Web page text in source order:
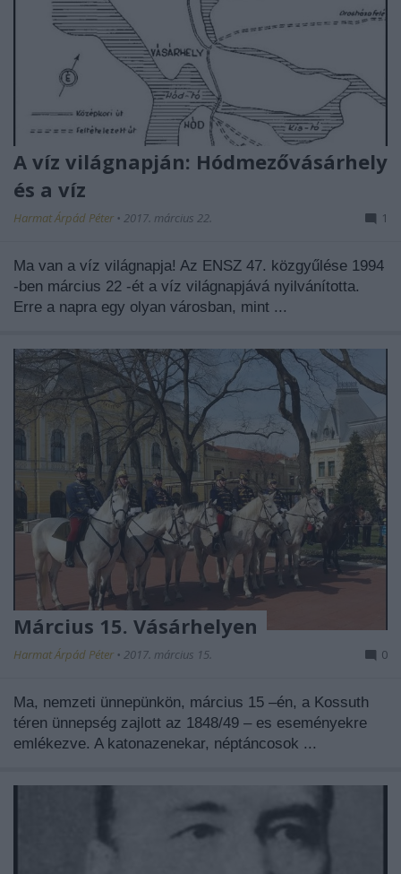
A víz világnapján: Hódmezővásárhely
és a víz
Harmat Árpád Péter • 2017. március 22. 1
Ma van a víz világnapja! Az ENSZ 47. közgyűlése 1994
-ben március 22 -ét a víz világnapjává nyilvánította.
Erre a napra egy olyan városban, mint ...
Március 15. Vásárhelyen
Harmat Árpád Péter • 2017. március 15. 0
Ma, nemzeti ünnepünkön, március 15 –én, a Kossuth
téren ünnepség zajlott az 1848/49 – es eseményekre
emlékezve. A katonazenekar, néptáncosok ...